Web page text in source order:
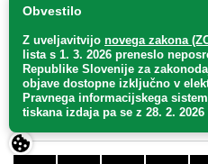
Obvestilo
Z uveljavitvijo novega zakona
lista s 1. 3. 2026 preneslo
Republike Slovenije za
objave dostopne izključno v
Pravnega informacijskega
tiskana izdaja pa se z 28. 2.
Naroči se na novice